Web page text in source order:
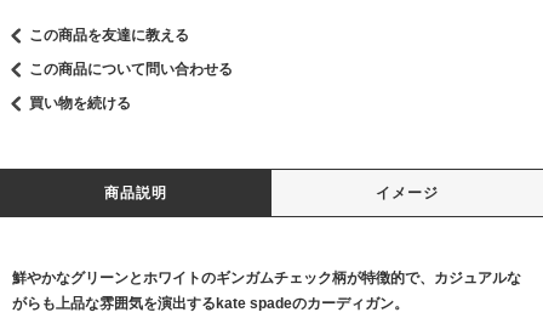
この商品を友達に教える
この商品について問い合わせる
買い物を続ける
商品説明 イメージ
鮮やかなグリーンとホワイトのギンガムチェック柄が特徴的で、カジュアルな
がらも上品な雰囲気を演出するkate spadeのカーディガン。